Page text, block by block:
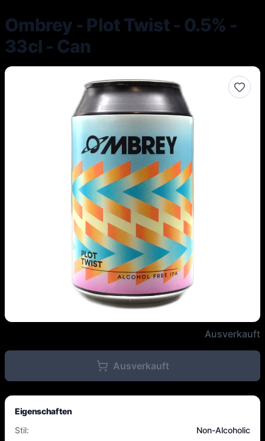
Ombrey - Plot Twist - 0.5% -
33cl - Can
Ombrey - Plot Twist - 0.5% -
Ausverkauft
Ausverkauft
Eigenschaften
Stil:
Non-Alcoholic